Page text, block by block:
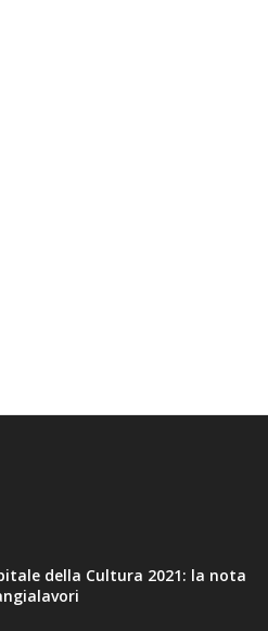
della Cultura 2021: la nota